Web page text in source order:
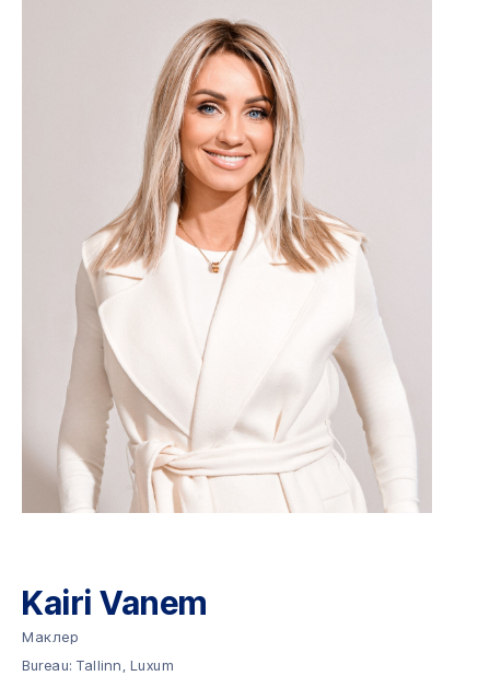
Kairi Vanem
Mаклер
Bureau: Tallinn, Luxum